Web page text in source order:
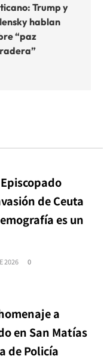
Trump y
hablan
“paz
de Ceuta
es un
2026 0
a
en San Matías
de Policía